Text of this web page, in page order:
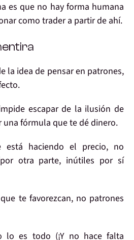
es que no hay forma humana
como tradera partir de ahí.
la idea de pensar en patrones,
.
escapar de la ilusión de
una fórmula que te dé dinero.
está haciendo el precio, no
otra parte, inútiles por sí
te favorezcan, no patrones
lo es todo (¡Y no hace falta